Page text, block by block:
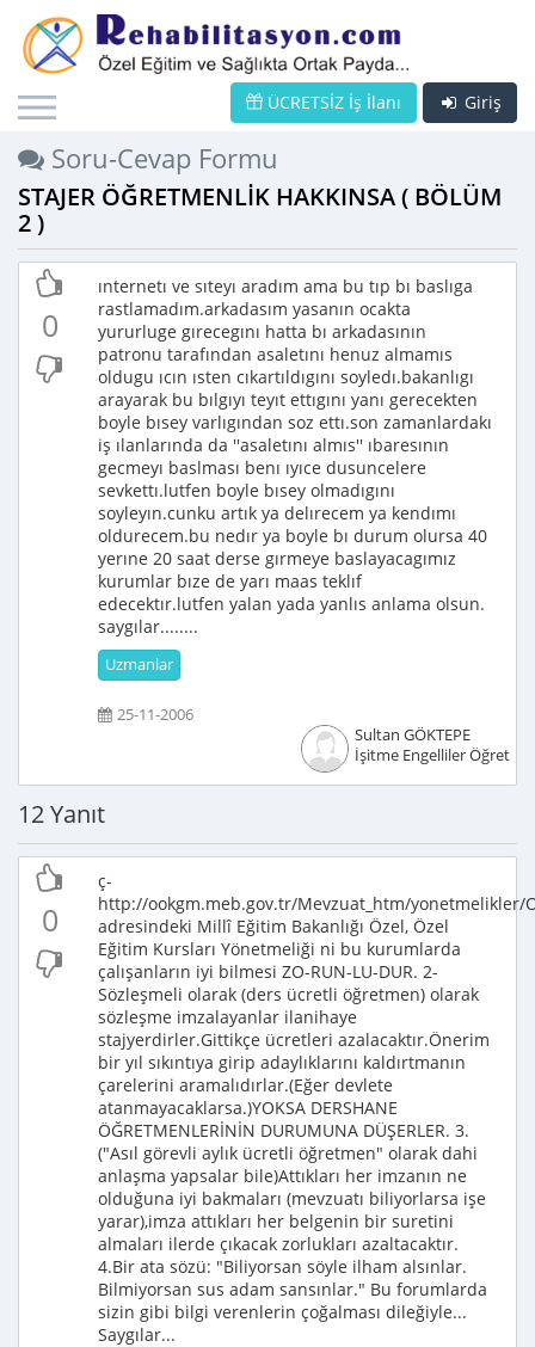
Giriş
ÜCRETSİZ İş İlanı
Soru-Cevap Formu
STAJER ÖĞRETMENLİK HAKKINSA ( BÖLÜM
2 )
0
ınternetı ve sıteyı aradım ama bu tıp bı baslıga
rastlamadım.arkadasım yasanın ocakta
yururluge gırecegını hatta bı arkadasının
patronu tarafından asaletını henuz almamıs
oldugu ıcın ısten cıkartıldıgını soyledı.bakanlıgı
arayarak bu bılgıyı teyıt ettıgını yanı gerecekten
boyle bısey varlıgından soz ettı.son zamanlardakı
iş ılanlarında da ''asaletını almıs'' ıbaresının
gecmeyı baslması benı ıyıce dusuncelere
sevkettı.lutfen boyle bısey olmadıgını
soyleyın.cunku artık ya delırecem ya kendımı
oldurecem.bu nedır ya boyle bı durum olursa 40
yerıne 20 saat derse gırmeye baslayacagımız
kurumlar bıze de yarı maas teklıf
edecektır.lutfen yalan yada yanlıs anlama olsun.
saygılar........
Uzmanlar
25-11-2006
Sultan GÖKTEPE
İşitme Engelliler
12 Yanıt
0
ç-
http://ookgm.meb.gov.tr/Mevzuat_htm/yonetmelikler/
adresindeki Millî Eğitim Bakanlığı Özel, Özel
Eğitim Kursları Yönetmeliği ni bu kurumlarda
çalışanların iyi bilmesi ZO-RUN-LU-DUR. 2-
Sözleşmeli olarak (ders ücretli öğretmen) olarak
sözleşme imzalayanlar ilanihaye
stajyerdirler.Gittikçe ücretleri azalacaktır.Önerim
bir yıl sıkıntıya girip adaylıklarını kaldırtmanın
çarelerini aramalıdırlar.(Eğer devlete
atanmayacaklarsa.)YOKSA DERSHANE
ÖĞRETMENLERİNİN DURUMUNA DÜŞERLER. 3.
("Asıl görevli aylık ücretli öğretmen" olarak dahi
anlaşma yapsalar bile)Attıkları her imzanın ne
olduğuna iyi bakmaları (mevzuatı biliyorlarsa işe
yarar),imza attıkları her belgenin bir suretini
almaları ilerde çıkacak zorlukları azaltacaktır.
4.Bir ata sözü: "Biliyorsan söyle ilham alsınlar.
Bilmiyorsan sus adam sansınlar." Bu forumlarda
sizin gibi bilgi verenlerin çoğalması dileğiyle...
Saygılar...